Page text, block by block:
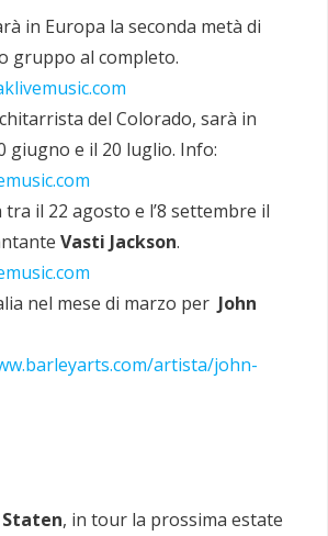
in Europa la seconda metà di
gruppo al completo.
chitarrista del Colorado, sarà in
giugno e il 20 luglio. Info:
il 22 agosto e l’8 settembre il
Vasti Jackson.
nel mese di marzo per John
artista/john-
Staten, in tour la prossima estate